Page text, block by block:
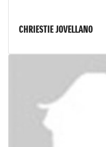
CHRIESTIE JOVELLANO